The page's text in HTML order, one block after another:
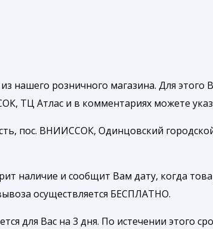
розничного магазина. Для этого
ТЦ Атлас и в комментариях можете
пос. ВНИИССОК, Одинцовский
наличие и сообщит Вам дату, когда
осуществляется БЕСПЛАТНО.
для Вас на 3 дня. По истечении этого